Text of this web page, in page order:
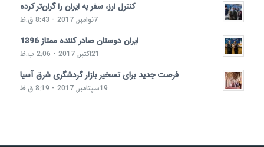
کنترل ارز، سفر به ایران را گران‌تر کرده
7نوامبر, 2017 - 8:43 ق.ظ
ایران دوستان صادر کننده ممتاز 1396
21اکتبر, 2017 - 2:06 ب.ظ
فرصت جدید برای تسخیر بازار گردشگری شرق آسیا
19سپتامبر, 2017 - 8:19 ق.ظ